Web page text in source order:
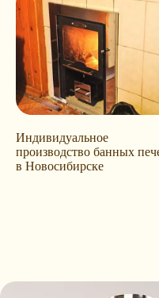
Индивидуальное
производство банных
в Новосибирске